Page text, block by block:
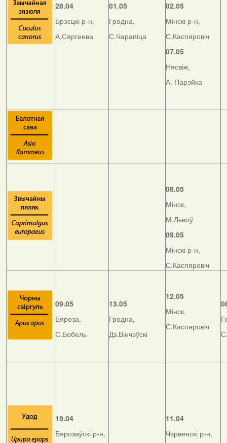
28.04
Брэсцкі р-н,
А.Сяргеева
01.05
Гродна,
С.Чарапіца
02.05
Мінскі р-н,
С.Каспяровіч
07.05
Нясвіж,
А. Парэйка
08.05
Мінск,
М.Львоў
09.05
Мінскі р-н,
С.Каспяровіч
09.05
Бяроза,
С.Бобель
13.05
Гродна,
Дз.Вінчэўскі
12.05
Мінск,
С.Каспяровіч
19.04
Бярозаўскі р-н,
11.04
Чэрвенскі р-н,